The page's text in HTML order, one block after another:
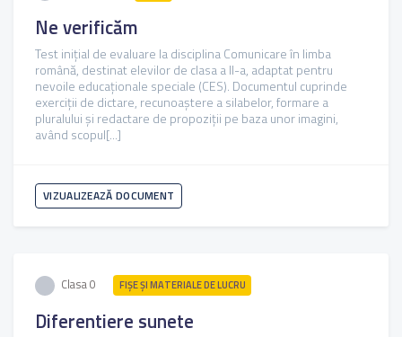
Ne verificăm
Test inițial de evaluare la disciplina Comunicare în limba
română, destinat elevilor de clasa a II-a, adaptat pentru
nevoile educaționale speciale (CES). Documentul cuprinde
exerciții de dictare, recunoaștere a silabelor, formare a
pluralului și redactare de propoziții pe baza unor imagini,
având scopul[...]
VIZUALIZEAZĂ DOCUMENT
Clasa 0 FIŞE ŞI MATERIALE DE LUCRU
Diferentiere sunete